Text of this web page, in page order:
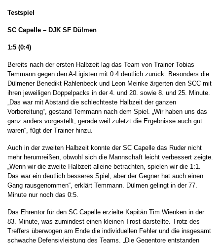
Testspiel
SC Capelle – DJK SF Dülmen
1:5 (0:4)
Bereits nach der ersten Halbzeit lag das Team von Trainer Tobias
Temmann gegen den A-Ligisten mit 0:4 deutlich zurück. Besonders die
Dülmener Benedikt Rahlenbeck und Leon Meinke ärgerten den SCC mit
ihren jeweiligen Doppelpacks in der 4. und 20. sowie 8. und 25. Minute.
„Das war mit Abstand die schlechteste Halbzeit der ganzen
Vorbereitung“, gestand Temmann nach dem Spiel. „Wir haben uns das
ganz anders vorgestellt, gerade weil zuletzt die Ergebnisse auch gut
waren“, fügt der Trainer hinzu.
Auch in der zweiten Halbzeit konnte der SC Capelle das Ruder nicht
mehr herumreißen, obwohl sich die Mannschaft leicht verbessert zeigte.
„Wenn wir die zweite Halbzeit alleine betrachten, spielen wir die 1:1.
Das war ein deutlich besseres Spiel, aber der Gegner hat auch einen
Gang rausgenommen“, erklärt Temmann. Dülmen gelingt in der 77.
Minute nur noch das 0:5.
Das Ehrentor für den SC Capelle erzielte Kapitän Tim Wienken in der
83. Minute, was zumindest einen kleinen Trost darstellte. Trotz des
Treffers überwogen am Ende die individuellen Fehler und die insgesamt
schwache Defensivleistung des Teams. „Die Gegentore entstanden